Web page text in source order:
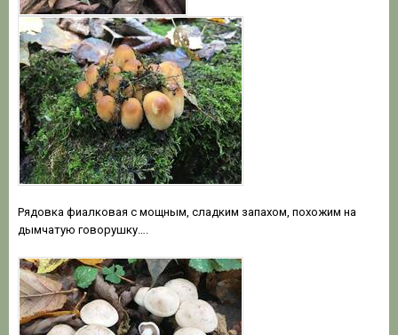
Рядовка фиалковая с мощным, сладким запахом, похожим на
дымчатую говорушку….